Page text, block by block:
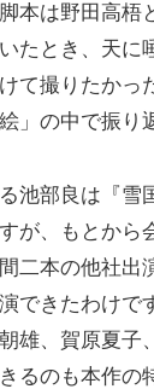
本は野田高
たとき、天に
て撮りたかっ
」の中で振り
池部良は『雪
が、もとから
二本の他社出
できたわけで
雄、賀原夏子
るのも本作の